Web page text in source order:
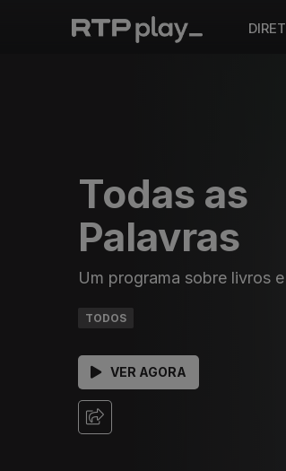
Todas as
Palavras
Um programa sobre livros
TODOS
VER AGORA